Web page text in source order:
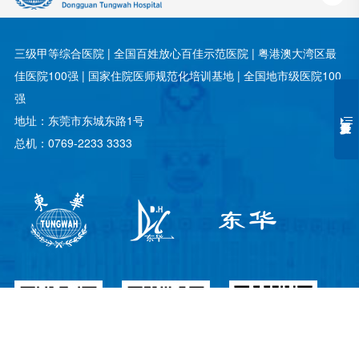
三级甲等综合医院 | 全国百姓放心百佳示范医院 | 粤港澳大湾区最
佳医院100强 | 国家住院医师规范化培训基地 | 全国地市级医院100
强
地址：东莞市东城东路1号
总机：0769-2233 3333